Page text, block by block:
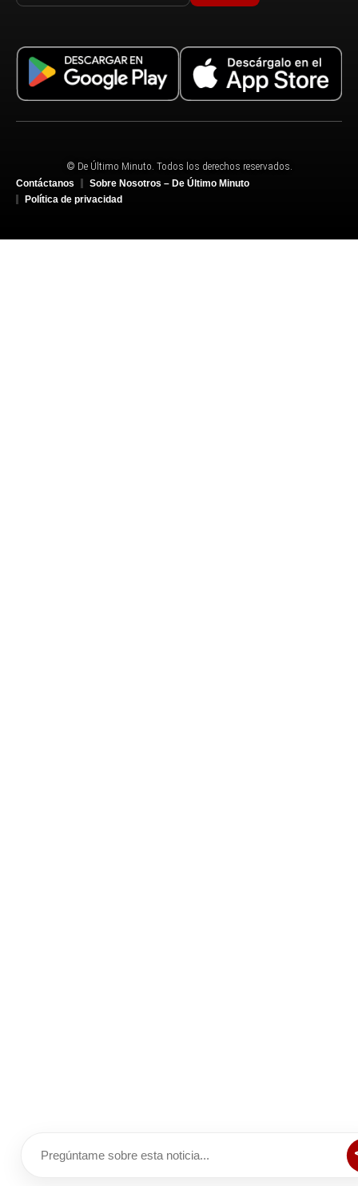
© De Último Minuto. Todos los derechos reservados.
Contáctanos
Sobre Nosotros – De Último Minuto
Política de privacidad